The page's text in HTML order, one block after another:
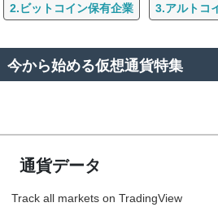
2.ビットコイン保有企業 3.アルトコ
今から始める仮想通貨特集
通貨データ
Track all markets on TradingView